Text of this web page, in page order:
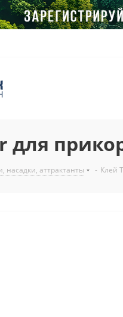
для
насадки, аттрактанты - Клей